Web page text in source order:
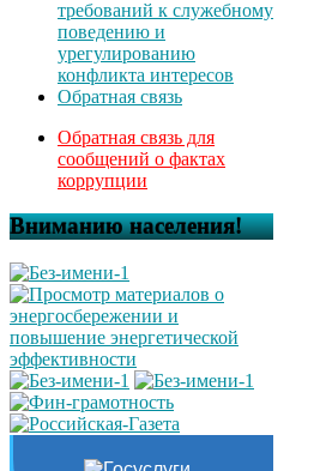
требований к служебному
поведению и
урегулированию
конфликта интересов
Обратная связь
Обратная связь для
сообщений о фактах
коррупции
Вниманию населения!